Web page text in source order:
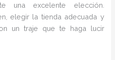
una excelente elección.
elegir la tienda adecuada y
un traje que te haga lucir